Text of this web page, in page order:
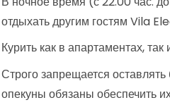
отдыхать другим гостям Vila
Курить как в апартаментах,
Строго запрещается
опекуны обязаны обеспечить